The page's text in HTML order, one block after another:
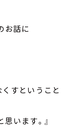
お話に
すということ
います。』